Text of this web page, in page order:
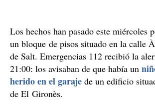
Los hechos han pasado este miércoles
un bloque de pisos situado en la calle
de Salt. Emergencias 112 recibió la
21:00: los avisaban de que había un
herido en el garaje de un edificio
de El Gironès.